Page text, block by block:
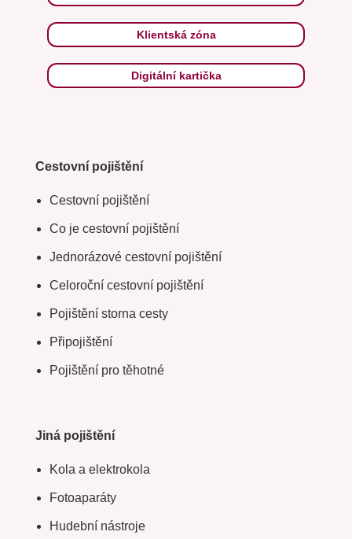
Klientská zóna
Digitální kartička
Cestovní pojištění
Cestovní pojištění
Co je cestovní pojištění
Jednorázové cestovní pojištění
Celoroční cestovní pojištění
Pojištění storna cesty
Připojištění
Pojištění pro těhotné
Jiná pojištění
Kola a elektrokola
Fotoaparáty
Hudební nástroje